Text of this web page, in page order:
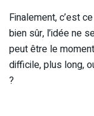
Finalement, c’est
bien sûr, l’idée ne
peut être le
difficile, plus long,
?